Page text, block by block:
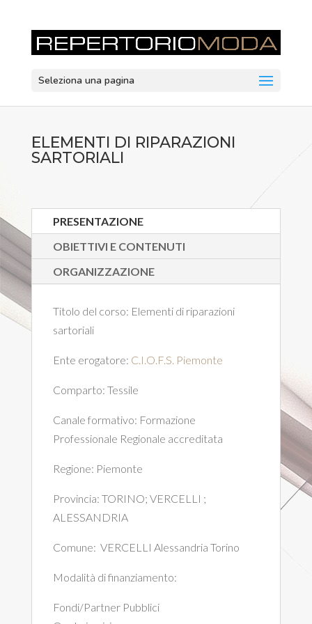
Seleziona una pagina
ELEMENTI DI RIPARAZIONI
SARTORIALI
PRESENTAZIONE
OBIETTIVI E CONTENUTI
ORGANIZZAZIONE
Titolo del corso: Elementi di riparazioni
sartoriali
Ente erogatore: C.I.O.F.S. Piemonte
Comparto: Tessile
Canale formativo: Formazione
Professionale Regionale accreditata
Regione: Piemonte
Provincia: TORINO; VERCELLI ;
ALESSANDRIA
Comune: VERCELLI Alessandria Torino
Modalità di finanziamento:
Fondi/Partner Pubblici